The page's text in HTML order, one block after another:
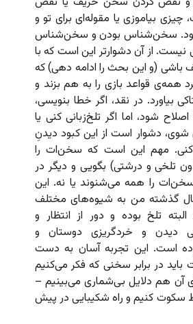
بیاموزی یا مقوله‌ای برای تو و
سخن‌شناس بودن و سخن‌شناس
نیست. از آن دشوارتر این است که با
(و این بحث را ادامه دهی) که
همه‌ی قواعد بازی را به هم بزند و
بیاورد. در نقد، اگر خطا بنویسی،
شود، اما اگر تلخ‌زبانی کنی یا
دشوار است از این کبود دیدنِ
کنی. مهم این است که سخن‌ات را
تلخی و درشتی) بگویی و دیگر در
را همه می‌شنوند یا نه. این
گذشته من به شیوه‌های مختلف
تلخ بوده و دور از انتظار و
دیدن و خردگریزی دوستان و
است. این تجربه آسان به دست
باید در برابر سخنی که فکر می‌کنیم
آن هم دلایل بی‌شماری می‌بینیم –
سکوت کنیم و راه شکیبایی در پیش